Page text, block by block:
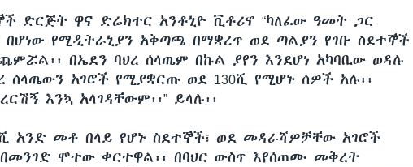
ድርጅት ዋና ድሬክተር አንቶኒዮ ቪቶሪኖ “ካለፈው ዓመት ጋር
በሆነው የሚዲትራኒያን አቅጣጫ በማቋረጥ ወደ ጣልያን የገቡ ስደተኞች
በኤደን ባህረ ሰላጤም በኩል ያየን እንደሆነ አካባቢው ወዳሉ
ሰላጤውን አገሮች የሚያቋርጡ ወደ 130ሺ የሚሆኑ ሰዎች አሉ፡፡
እንኳ አላገዳቸውም፡፡” ይላሉ፡፡
ሺ አንድ መቶ በላይ የሆኑ ስደተኞች፣ ወደ መዳራሻዎቻቸው አገሮች
ሞተው ቀርተዋል፡፡ በባህር ውስጥ እየሰጠሙ መቅረት